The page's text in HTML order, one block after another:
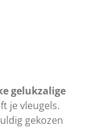
gelukzalige
je vleugels.
gekozen